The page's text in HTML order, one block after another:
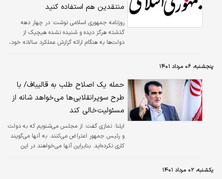
منتقدین هم استفاده کنید
روزنامه جمهوری اسلامی نوشت: در چهار دهه
گذشته هرگز دیده و شنیده نشده هیچیک از
دولت‌ها به هنگام ارائه گزارش عملکرد سالانه خود،
می‌دهیم درصدد جبران برآئیم.
پنجشنبه، ۰۶ مرداد ۱۴۰۱
حمله یک اصلاح طلب به قالیباف/ با
طرح سوپرانقلابی‌ها می‌خواهد شانه از
مسئولیت‌خالی کند
ایلنا:
نمازی گفت: از مجلس می‌شنویم که به دولت
و رئیس جمهور اعتراض می‌کنند. به آنها می‌گویند
کاری نکرده‌اید. بنابراین آنها می‌خواهند در این
یکشنبه، ۰۲ مرداد ۱۴۰۱